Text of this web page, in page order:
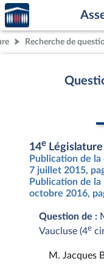
Aller au contenu
Aller en bas de la page
Accèder
à la
page
d'accueilRecherche de
14e Législature
Publication de
7 juillet 2015,
Publication de
octobre 2016,
Question de :
Vaucluse (4e
M. Jacques